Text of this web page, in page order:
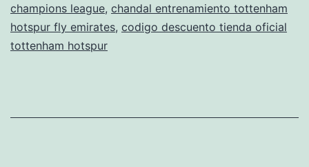
champions league, chandal entrenamiento tottenham
hotspur fly emirates, codigo descuento tienda oficial
tottenham hotspur